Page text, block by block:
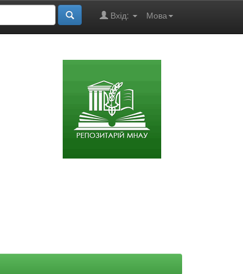
Мова
Вхід: